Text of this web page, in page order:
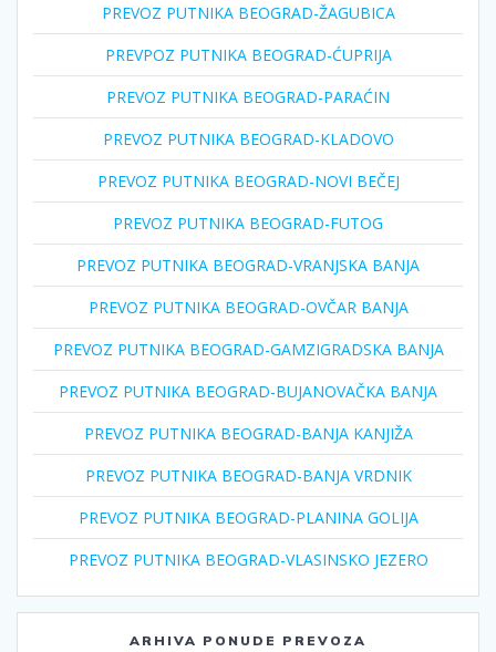
PREVOZ PUTNIKA BEOGRAD-ŽAGUBICA
PREVPOZ PUTNIKA BEOGRAD-ĆUPRIJA
PREVOZ PUTNIKA BEOGRAD-PARAĆIN
PREVOZ PUTNIKA BEOGRAD-KLADOVO
PREVOZ PUTNIKA BEOGRAD-NOVI BEČEJ
PREVOZ PUTNIKA BEOGRAD-FUTOG
PREVOZ PUTNIKA BEOGRAD-VRANJSKA BANJA
PREVOZ PUTNIKA BEOGRAD-OVČAR BANJA
PREVOZ PUTNIKA BEOGRAD-GAMZIGRADSKA BANJA
PREVOZ PUTNIKA BEOGRAD-BUJANOVAČKA BANJA
PREVOZ PUTNIKA BEOGRAD-BANJA KANJIŽA
PREVOZ PUTNIKA BEOGRAD-BANJA VRDNIK
PREVOZ PUTNIKA BEOGRAD-PLANINA GOLIJA
PREVOZ PUTNIKA BEOGRAD-VLASINSKO JEZERO
ARHIVA PONUDE PREVOZA